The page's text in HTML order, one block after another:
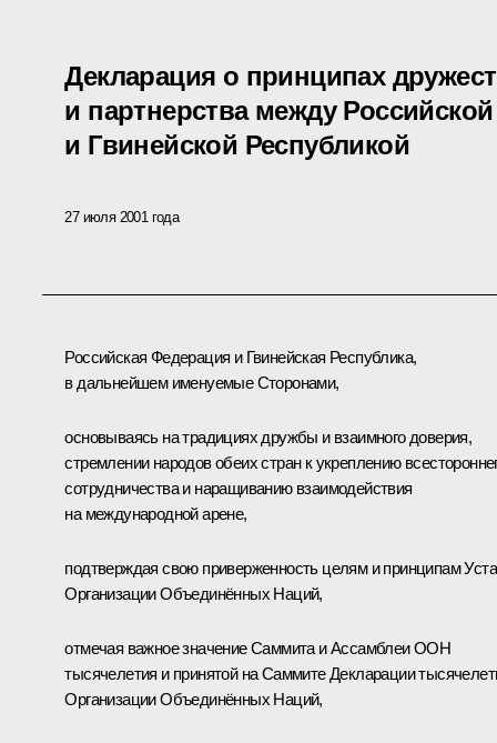
Декларация о принципах
и партнерства между
и Гвинейской Республикой
27 июля 2001 года
Российская Федерация и Гвинейская Республика,
в дальнейшем именуемые Сторонами,
основываясь на традициях дружбы и взаимного доверия,
стремлении народов обеих стран к укреплению
сотрудничества и наращиванию взаимодействия
на международной арене,
подтверждая свою приверженность целям и принципам
Организации Объединённых Наций,
отмечая важное значение Саммита и Ассамблеи ООН
тысячелетия и принятой на Саммите Декларации
Организации Объединённых Наций,